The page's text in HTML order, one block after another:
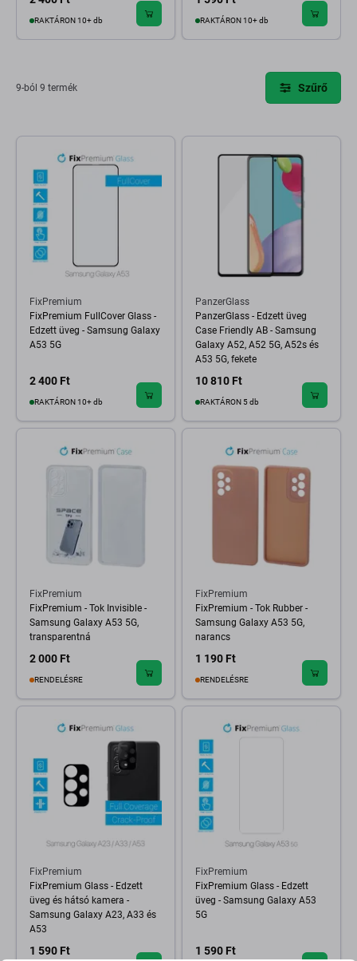
RAKTÁRON 10+ db RAKTÁRON 10+ db
9-ból 9 termék Szűrő
FixPremium
FixPremium FullCover Glass -
Edzett üveg - Samsung Galaxy
A53 5G
2 400 Ft
RAKTÁRON 10+ db
PanzerGlass
PanzerGlass - Edzett üveg
Case Friendly AB - Samsung
Galaxy A52, A52 5G, A52s és
A53 5G, fekete
10 810 Ft
RAKTÁRON 5 db
FixPremium
FixPremium - Tok Invisible -
Samsung Galaxy A53 5G,
transparentná
2 000 Ft
RENDELÉSRE
FixPremium
FixPremium - Tok Rubber -
Samsung Galaxy A53 5G,
narancs
1 190 Ft
RENDELÉSRE
FixPremium
FixPremium Glass - Edzett
üveg és hátsó kamera -
Samsung Galaxy A23, A33 és
A53
1 590 Ft
FixPremium
FixPremium Glass - Edzett
üveg - Samsung Galaxy A53
5G
1 590 Ft